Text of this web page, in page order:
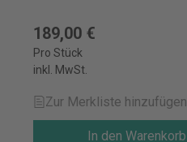
189,00 €
Pro Stück
inkl. MwSt.
Zur Merkliste hinzufügen
In den Warenkorb